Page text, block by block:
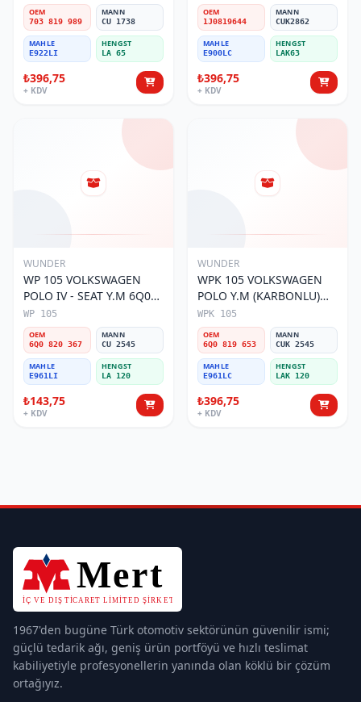
OEM
703 819 989
MANN
CU 1738
MAHLE
E922LI
HENGST
LA 65
₺396,75
+ KDV
OEM
1J0819644
MANN
CUK2862
MAHLE
E900LC
HENGST
LAK63
₺396,75
+ KDV
WUNDER
WP 105 VOLKSWAGEN
POLO IV - SEAT Y.M 6Q0
820 367 Polen Filtresi
WP 105
OEM
6Q0 820 367
MANN
CU 2545
MAHLE
E961LI
HENGST
LA 120
₺143,75
+ KDV
WUNDER
WPK 105 VOLKSWAGEN
POLO Y.M (KARBONLU)
6Q0 819 653 Polen Filtresi
WPK 105
OEM
6Q0 819 653
MANN
CUK 2545
MAHLE
E961LC
HENGST
LAK 120
₺396,75
+ KDV
1967'den bugüne Türk otomotiv sektörünün güvenilir ismi;
güçlü tedarik ağı, geniş ürün portföyü ve hızlı teslimat
kabiliyetiyle profesyonellerin yanında olan köklü bir çözüm
ortağıyız.